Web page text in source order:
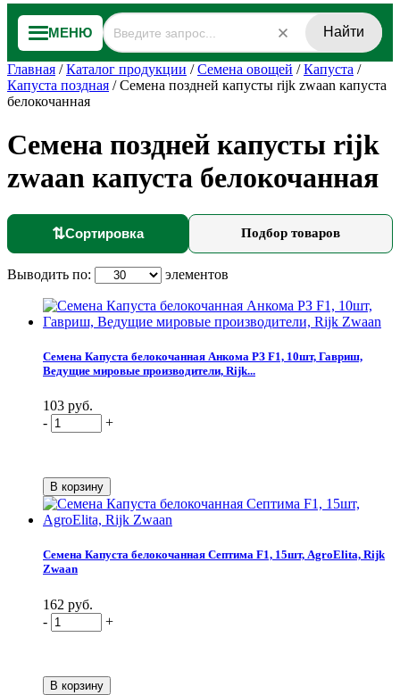
МЕНЮ Найти
Главная /Каталог продукции /Семена овощей /Капуста /
Капуста поздная /Семена поздней капусты rijk zwaan капуста
белокочанная
Семена поздней капусты rijk
zwaan капуста белокочанная
⇅Сортировка Подбор товаров
Выводить по: элементов
Семена Капуста белокочанная Анкома РЗ F1, 10шт, Гавриш,
Ведущие мировые производители, Rijk...
103 руб.
-
+
Семена Капуста белокочанная Септима F1, 15шт, AgroElita, Rijk
Zwaan
162 руб.
-
+